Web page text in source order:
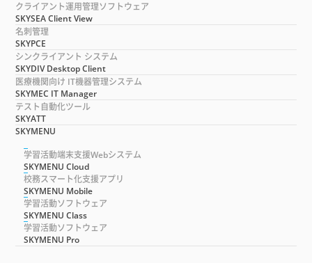
クライアント運用管理ソフトウェア
SKYSEA Client View
名刺管理
SKYPCE
シンクライアント システム
SKYDIV Desktop Client
医療機関向け IT機器管理システム
SKYMEC IT Manager
テスト自動化ツール
SKYATT
SKYMENU
学習活動端末支援Webシステム
SKYMENU Cloud
校務スマート化支援アプリ
SKYMENU Mobile
学習活動ソフトウェア
SKYMENU Class
学習活動ソフトウェア
SKYMENU Pro